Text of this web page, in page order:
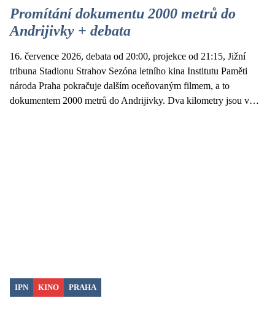
Promítání dokumentu 2000 metrů do
Andrijivky + debata
16. července 2026, debata od 20:00, projekce od 21:15, Jižní
tribuna Stadionu Strahov Sezóna letního kina Institutu Paměti
národa Praha pokračuje dalším oceňovaným filmem, a to
dokumentem 2000 metrů do Andrijivky. Dva kilometry jsou v…
IPN KINO PRAHA